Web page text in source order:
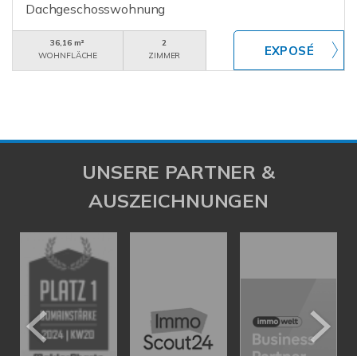
Dachgeschosswohnung
36,16 m²
WOHNFLÄCHE
2
ZIMMER
UNSERE PARTNER &
AUSZEICHNUNGEN